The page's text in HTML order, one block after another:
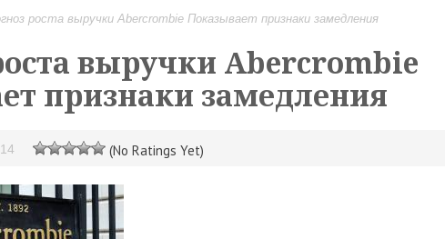
роста выручки Abercrombie Показывает признаки замедления
выручки Abercrombie
признаки замедления
(No Ratings Yet)